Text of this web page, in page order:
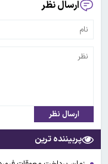
ارسال نظر
ارسال نظر
پربیننده ترین